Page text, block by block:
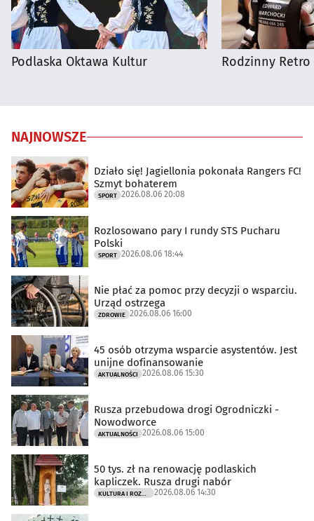
Podlaska Oktawa Kultur Rodzinny Retro
NAJNOWSZE
Działo się! Jagiellonia pokonała Rangers FC!
Szmyt bohaterem
SPORT 2026.08.06 20:08
Rozlosowano pary I rundy STS Pucharu
Polski
SPORT 2026.08.06 18:44
Nie płać za pomoc przy decyzji o wsparciu.
Urząd ostrzega
ZDROWIE 2026.08.06 16:00
45 osób otrzyma wsparcie asystentów. Jest
unijne dofinansowanie
AKTUALNOŚCI 2026.08.06 15:30
Rusza przebudowa drogi Ogrodniczki -
Nowodworce
AKTUALNOŚCI 2026.08.06 15:00
50 tys. zł na renowację podlaskich
kapliczek. Rusza drugi nabór
2026.08.06 14:30